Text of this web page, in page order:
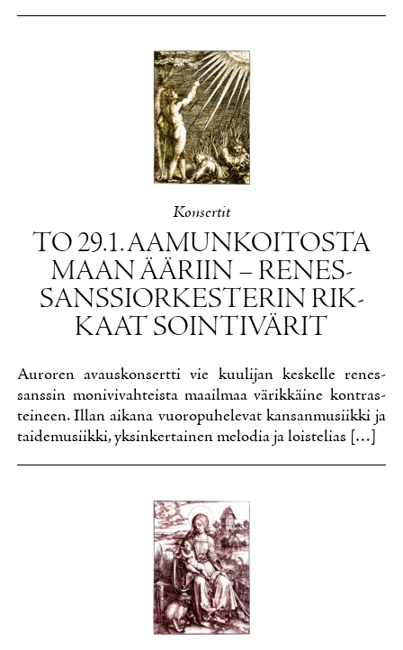
Kon­ser­tit
TO 29.1. AA­MUN­KOI­TOS­TA
MAAN ÄÄ­RIIN – RE­NES­
SANS­SIOR­KES­TE­RIN RIK­
KAAT SOIN­TI­VÄ­RIT
Au­ro­ren avaus­kon­sert­ti vie kuu­li­jan kes­kel­le re­nes­
sans­sin mo­ni­vi­vah­teis­ta maa­il­maa vä­rik­käi­ne kont­ras­
tei­neen. Il­lan ai­ka­na vuo­ro­pu­he­le­vat kan­san­musiik­ki ja
tai­de­musiik­ki, yk­sin­ker­tai­nen me­lo­dia ja lois­te­lias […]